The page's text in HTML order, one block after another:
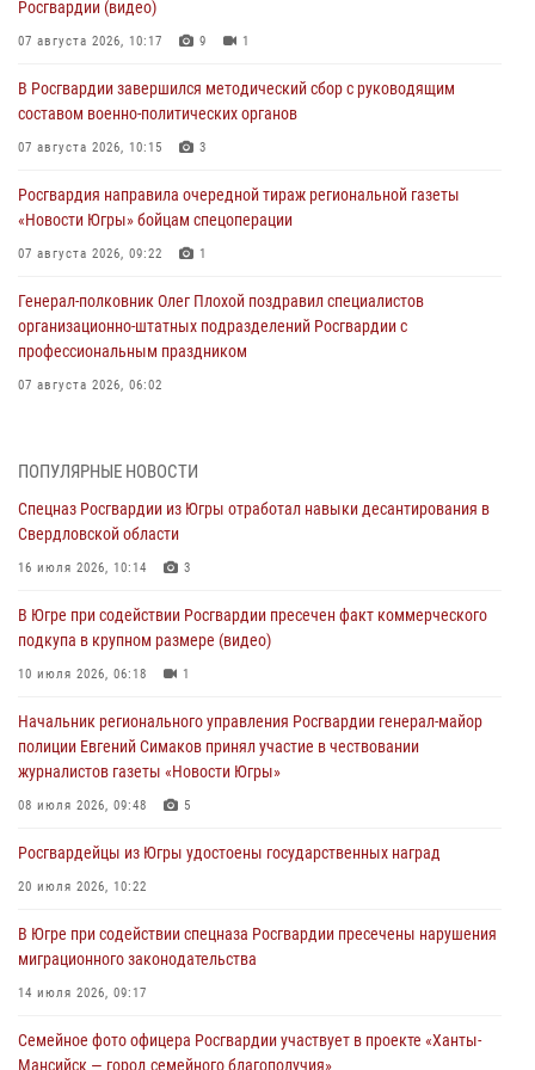
Росгвардии (видео)
07 августа 2026, 10:17 9 1
В Росгвардии завершился методический сбор с руководящим
составом военно-политических органов
07 августа 2026, 10:15 3
Росгвардия направила очередной тираж региональной газеты
«Новости Югры» бойцам спецоперации
07 августа 2026, 09:22 1
Генерал-полковник Олег Плохой поздравил специалистов
организационно-штатных подразделений Росгвардии с
профессиональным праздником
07 августа 2026, 06:02
Военнослужащие Росгвардии сбили дрон-разведчик ВСУ на южном
направлении
Офицеры Росгвардии и ветераны войск правопорядка почтили
память генерала армии Ивана Кирилловича Яковлева
В Югре при силовой поддержке ОМОН Росгвардии задержаны
подозреваемые в страховом мошенничестве
06 августа 2026, 09:07
Урайский отдел вневедомственной охраны Росгвардии отмечает
60-летний юбилей
ПОПУЛЯРНЫЕ НОВОСТИ
Спецназ Росгвардии из Югры отработал навыки десантирования в
Свердловской области
16 июля 2026, 10:14 3
В Югре при содействии Росгвардии пресечен факт коммерческого
подкупа в крупном размере (видео)
10 июля 2026, 06:18 1
Начальник регионального управления Росгвардии генерал-майор
полиции Евгений Симаков принял участие в чествовании
журналистов газеты «Новости Югры»
08 июля 2026, 09:48 5
Росгвардейцы из Югры удостоены государственных наград
20 июля 2026, 10:22
В Югре при содействии спецназа Росгвардии пресечены нарушения
миграционного законодательства
14 июля 2026, 09:17
Семейное фото офицера Росгвардии участвует в проекте «Ханты-
Мансийск — город семейного благополучия»